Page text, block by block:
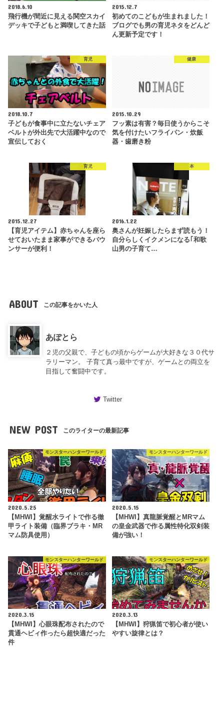
2018.6.10
飛行機が間近に見える関空スカイ
デッキで子どもと満喫してきた話
2015.12.7
初めてのこどもが生まれました！
ブログでも男の育児ネタをどんど
ん更新予定です！
育児
2018.10.7
子どもが食事中に立たないチェア
ベルトが外出先で大活躍中なので
宣伝しておく
健康
2015.10.29
フッ素は有害？毎日使うからこそ
気を付けたいフライパン・炊飯
器・歯磨き粉
育児
2015.12.27
【育児アイテム】赤ちゃんを座ら
せておいたまま家事ができるバウ
ンサーが便利！
本
2016.1.22
奥さんが妊娠したらまず読もう！
自分らしくイクメンになる｢和歌
山男の子育て…
ABOUT この記事をかいた人
あぽとら
２児の父親で、子どもの頃からゲームが大好きな３０代サ
ラリーマン。 子育て真っ最中ですが、ゲームとの両立を
目指して奮闘中です。
Twitter
NEW POST このライターの最新記事
モンスターハンターワールド
2020.5.25
【MHWI】覚醒水ライトで作る徹
甲ライト装備（臨界ブラキ・MR
マム防具使用）
モンスターハンターワールド
2020.5.15
【MHWI】真龍脈覚醒とMRマム
の皇金武器で作る属性特化双剣装
備が強い！
モンスターハンターワールド
2020.3.15
【MHWI】心眼珠配布されたので
貫通ヘビィ作ったら超快適だった
件
モンスターハンターワールド
2020.3.13
【MHWI】狩猟笛で初心者が使い
やすい旋律とは？